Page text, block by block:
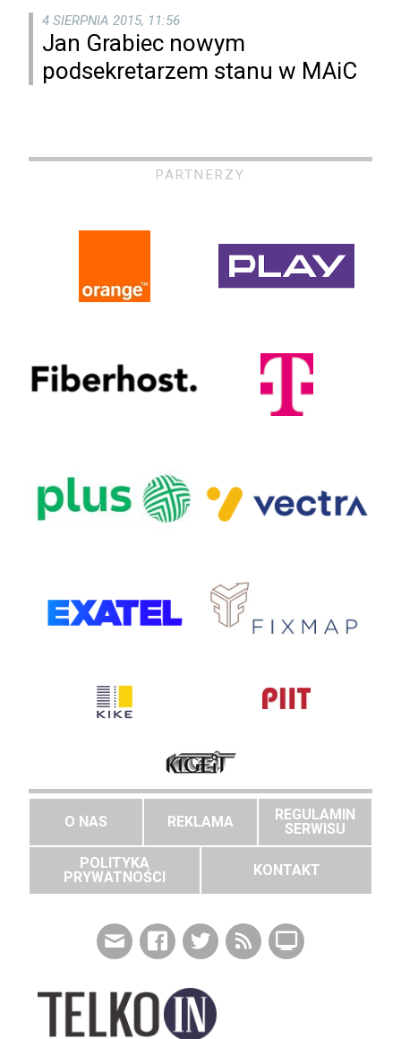
4 SIERPNIA 2015, 11:56
Jan Grabiec nowym
podsekretarzem stanu w MAiC
PARTNERZY
O NAS REKLAMA
REGULAMIN
SERWISU
POLITYKA
PRYWATNOŚCI
KONTAKT